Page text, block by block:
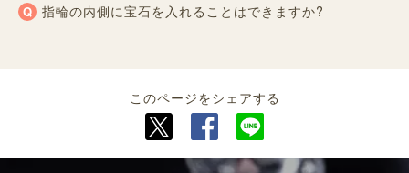
指輪の内側に宝石を入れることはできますか?
このページをシェアする